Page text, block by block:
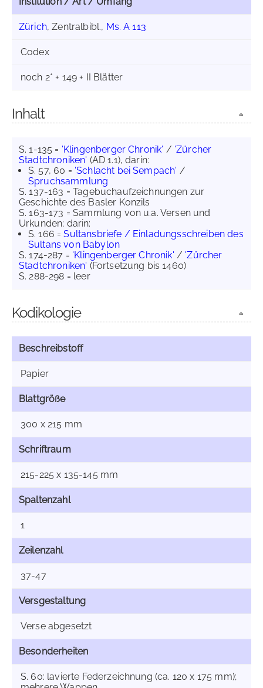
Zürich, Zentralbibl., Ms. A 113
Codex
noch 2* + 149 + II Blätter
Inhalt
S. 1-135 = 'Klingenberger Chronik' / 'Zürcher
Stadtchroniken' (AD 1.1), darin:
S. 57, 60 = 'Schlacht bei Sempach' /
Spruchsammlung
S. 137-163 = Tagebuchaufzeichnungen zur
Geschichte des Basler Konzils
S. 163-173 = Sammlung von u.a. Versen und
Urkunden; darin:
S. 166 =Sultansbriefe / Einladungsschreiben des
Sultans von Babylon
S. 174-287 = 'Klingenberger Chronik' / 'Zürcher
Stadtchroniken' (Fortsetzung bis 1460)
S. 288-298 = leer
Kodikologie
Beschreibstoff
Papier
Blattgröße
300 x 215 mm
Schriftraum
215-225 x 135-145 mm
Spaltenzahl
1
Zeilenzahl
37-47
Versgestaltung
Verse abgesetzt
Besonderheiten
S. 60: lavierte Federzeichnung (ca. 120 x 175 mm);